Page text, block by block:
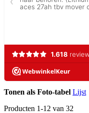
Tonen als Foto-tabel Lijst
Producten 1-12 van 32